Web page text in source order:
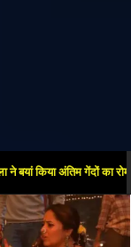
अंतिम गेंदों का रोमांच